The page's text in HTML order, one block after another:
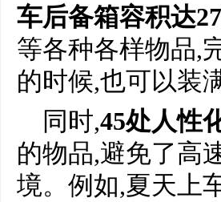
车后备箱容积达27
等各种各样物品,
的时候,也可以装
同时,45处人性
的物品,避免了高
境。例如,夏天上